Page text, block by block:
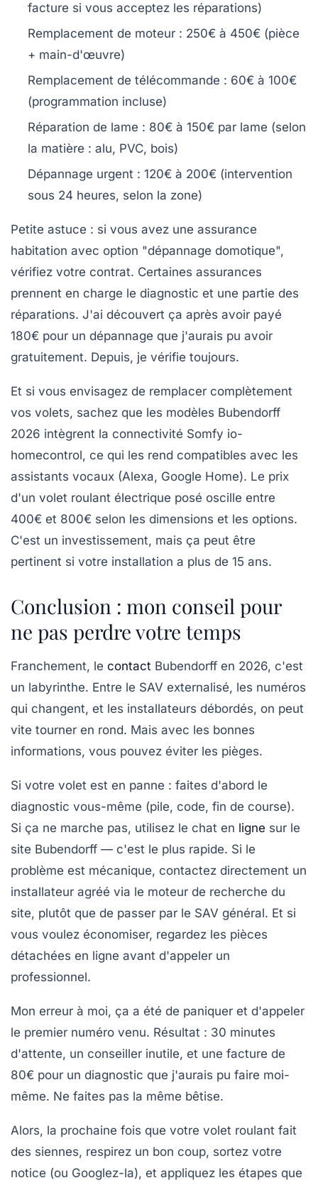
facture si vous acceptez les réparations)
Remplacement de moteur : 250€ à 450€ (pièce
+ main-d'œuvre)
Remplacement de télécommande : 60€ à 100€
(programmation incluse)
Réparation de lame : 80€ à 150€ par lame (selon
la matière : alu, PVC, bois)
Dépannage urgent : 120€ à 200€ (intervention
sous 24 heures, selon la zone)
Petite astuce : si vous avez une assurance
habitation avec option "dépannage domotique",
vérifiez votre contrat. Certaines assurances
prennent en charge le diagnostic et une partie des
réparations. J'ai découvert ça après avoir payé
180€ pour un dépannage que j'aurais pu avoir
gratuitement. Depuis, je vérifie toujours.
Et si vous envisagez de remplacer complètement
vos volets, sachez que les modèles Bubendorff
2026 intègrent la connectivité Somfy io-
homecontrol, ce qui les rend compatibles avec les
assistants vocaux (Alexa, Google Home). Le prix
d'un volet roulant électrique posé oscille entre
400€ et 800€ selon les dimensions et les options.
C'est un investissement, mais ça peut être
pertinent si votre installation a plus de 15 ans.
Conclusion : mon conseil pour
ne pas perdre votre temps
Franchement, le contact Bubendorff en 2026, c'est
un labyrinthe. Entre le SAV externalisé, les numéros
qui changent, et les installateurs débordés, on peut
vite tourner en rond. Mais avec les bonnes
informations, vous pouvez éviter les pièges.
Si votre volet est en panne : faites d'abord le
diagnostic vous-même (pile, code, fin de course).
Si ça ne marche pas, utilisez le chat en ligne sur le
site Bubendorff — c'est le plus rapide. Si le
problème est mécanique, contactez directement un
installateur agréé via le moteur de recherche du
site, plutôt que de passer par le SAV général. Et si
vous voulez économiser, regardez les pièces
détachées en ligne avant d'appeler un
professionnel.
Mon erreur à moi, ça a été de paniquer et d'appeler
le premier numéro venu. Résultat : 30 minutes
d'attente, un conseiller inutile, et une facture de
80€ pour un diagnostic que j'aurais pu faire moi-
même. Ne faites pas la même bêtise.
Alors, la prochaine fois que votre volet roulant fait
des siennes, respirez un bon coup, sortez votre
notice (ou Googlez-la), et appliquez les étapes que